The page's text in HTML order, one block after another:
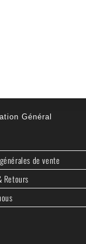
Général
de vente
Retours